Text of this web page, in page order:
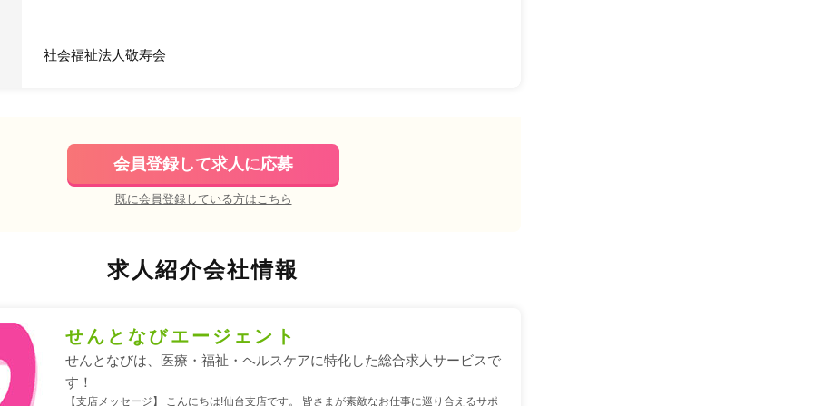
社会福祉法人敬寿会
会員登録して求人に応募
既に会員登録している方はこちら
求人紹介会社情報
せんとなびエージェント
せんとなびは、医療・福祉・ヘルスケアに特化した総合求人サービスで
す！
【支店メッセージ】 こんにちは!仙台支店です。 皆さまが素敵なお仕事に巡り合えるサポ